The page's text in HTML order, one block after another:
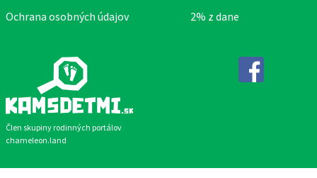
Člen skupiny rodinných portálov
chameleon.land
Ochrana osobných údajov
2% z dane